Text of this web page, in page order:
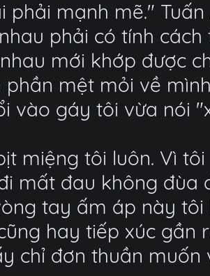
mạnh mẽ." Tuấn
phải có tính cách
mới khớp được
mệt mỏi về
vào gáy tôi vừa nói
miệng tôi luôn. Vì
mất đau không đùa
tay ấm áp này tôi
hay tiếp xúc gần
chỉ đơn thuần muốn